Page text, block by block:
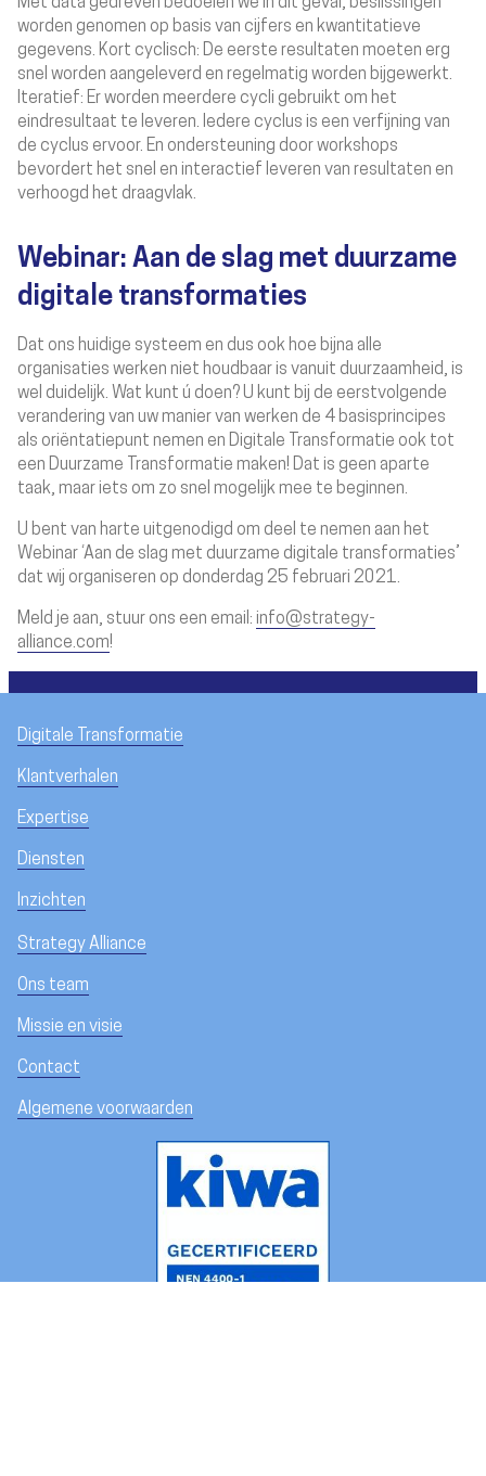
Met data gedreven bedoelen we in dit geval, beslissingen
worden genomen op basis van cijfers en kwantitatieve
gegevens. Kort cyclisch: De eerste resultaten moeten erg
snel worden aangeleverd en regelmatig worden bijgewerkt.
Iteratief: Er worden meerdere cycli gebruikt om het
eindresultaat te leveren. Iedere cyclus is een verfijning van
de cyclus ervoor. En ondersteuning door workshops
bevordert het snel en interactief leveren van resultaten en
verhoogd het draagvlak.
Webinar: Aan de slag met duurzame
digitale transformaties
Dat ons huidige systeem en dus ook hoe bijna alle
organisaties werken niet houdbaar is vanuit duurzaamheid, is
wel duidelijk. Wat kunt ú doen? U kunt bij de eerstvolgende
verandering van uw manier van werken de 4 basisprincipes
als oriëntatiepunt nemen en Digitale Transformatie ook tot
een Duurzame Transformatie maken! Dat is geen aparte
taak, maar iets om zo snel mogelijk mee te beginnen.
U bent van harte uitgenodigd om deel te nemen aan het
Webinar ‘Aan de slag met duurzame digitale transformaties’
dat wij organiseren op donderdag 25 februari 2021.
Meld je aan, stuur ons een email: info@strategy-
alliance.com!
Digitale Transformatie
Klantverhalen
Expertise
Diensten
Inzichten
Strategy Alliance
Ons team
Missie en visie
Contact
Algemene voorwaarden